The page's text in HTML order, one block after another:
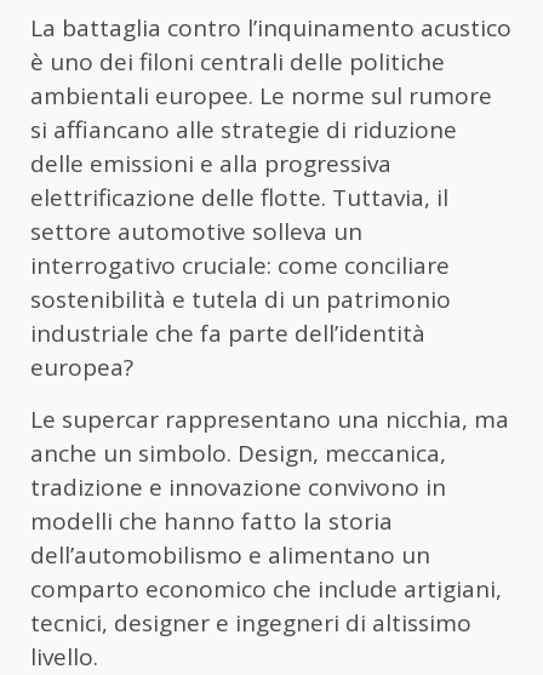
La battaglia contro l’inquinamento acustico
è uno dei filoni centrali delle politiche
ambientali europee. Le norme sul rumore
si affiancano alle strategie di riduzione
delle emissioni e alla progressiva
elettrificazione delle flotte. Tuttavia, il
settore automotive solleva un
interrogativo cruciale: come conciliare
sostenibilità e tutela di un patrimonio
industriale che fa parte dell’identità
europea?
Le supercar rappresentano una nicchia, ma
anche un simbolo. Design, meccanica,
tradizione e innovazione convivono in
modelli che hanno fatto la storia
dell’automobilismo e alimentano un
comparto economico che include artigiani,
tecnici, designer e ingegneri di altissimo
livello.